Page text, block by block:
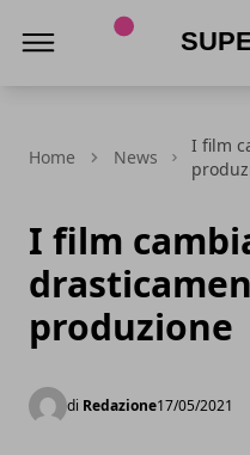
Home News
I film
I film
produzione
di Redazione17/05/2021